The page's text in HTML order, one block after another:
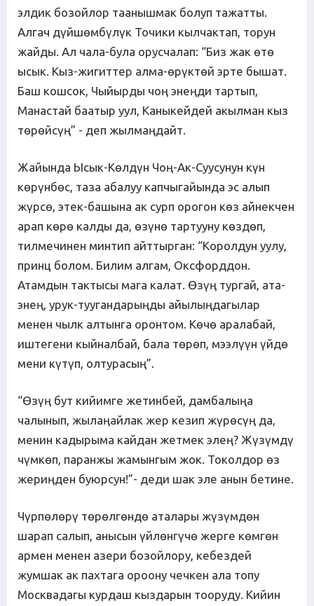
элдик бозойлор таанышмак болуп тажатты.
Алгач дүйшөмбүлүк Точики кылчактап, торун
жайды. Ал чала-була орусчалап: “Биз жак өтө
ысык. Кыз-жигиттер алма-өрүктөй эрте бышат.
Баш кошсок, Чыйырды чоң энеңди тартып,
Манастай баатыр уул, Каныкейдей акылман кыз
төрөйсүң” - деп жылмаңдайт.
Жайында Ысык-Көлдүн Чоң-Ак-Суусунун күн
көрүнбөс, таза абалуу капчыгайында эс алып
жүрсө, этек-башына ак сурп орогон көз айнекчен
арап көрө калды да, өзүнө тартууну көздөп,
тилмечинен минтип айттырган: “Королдун уулу,
принц болом. Билим алгам, Оксфорддон.
Атамдын тактысы мага калат. Өзүң тургай, ата-
энең, урук-туугандарыңды айылыңдагылар
менен чылк алтынга оронтом. Көчө аралабай,
иштегени кыйналбай, бала төрөп, мээлүүн үйдө
мени күтүп, олтурасың”.
“Өзүң бут кийимге жетинбей, дамбалыңа
чалынып, жылаңайлак жер кезип жүрөсүң да,
менин кадырыма кайдан жетмек элең? Жүзүмдү
чүмкөп, паранжы жамынгым жок. Токолдор өз
жериңден буюрсун!”- деди шак эле анын бетине.
Чүрпөлөрү төрөлгөндө аталары жүзүмдөн
шарап салып, анысын үйлөнгүчө жерге көмгөн
армен менен азери бозойлору, кебездей
жумшак ак пахтага ороону чечкен ала топу
Москвадагы курдаш кыздарын тооруду. Кийин